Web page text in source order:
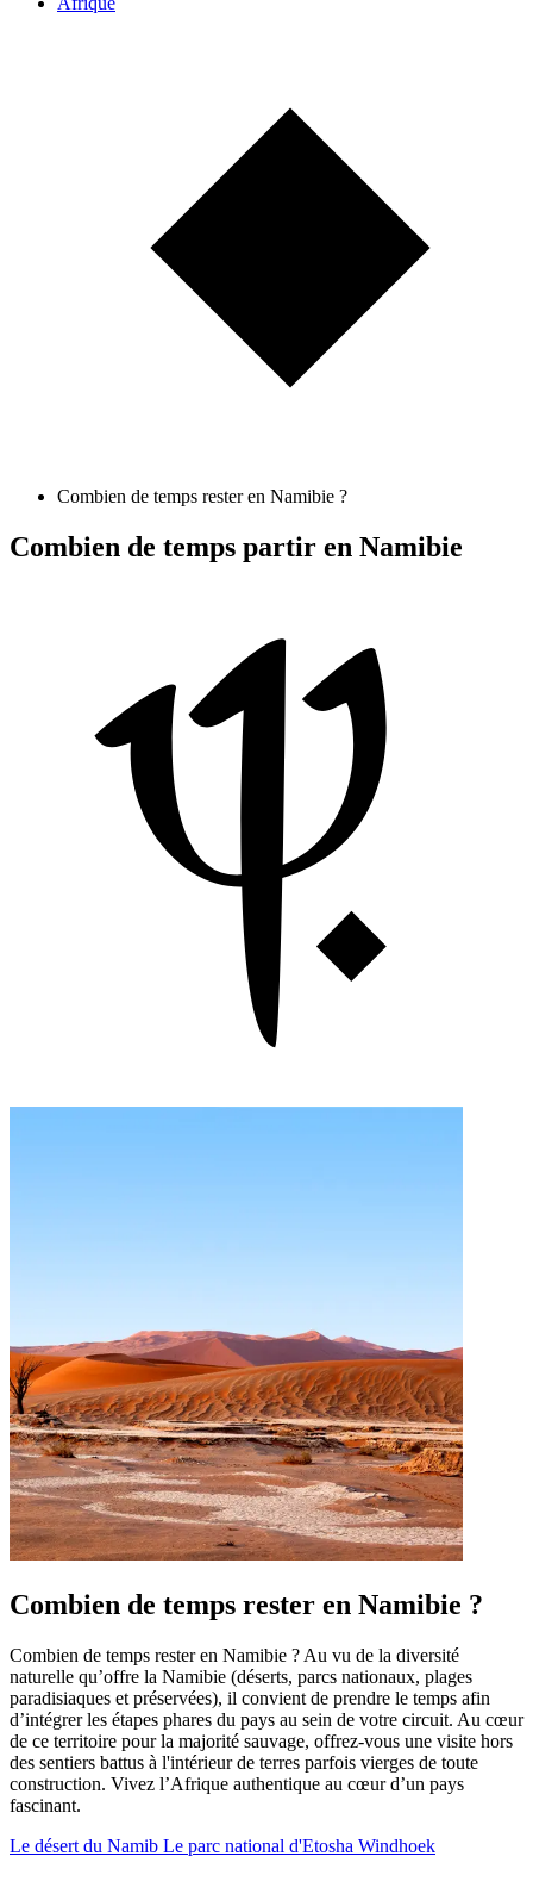
Combien de temps rester en Namibie ?
Combien de temps partir en Namibie
Combien de temps rester en Namibie ?
Combien de temps rester en Namibie ? Au vu de la diversité
naturelle qu’offre la Namibie (déserts, parcs nationaux, plages
paradisiaques et préservées), il convient de prendre le temps afin
d’intégrer les étapes phares du pays au sein de votre circuit. Au cœur
de ce territoire pour la majorité sauvage, offrez-vous une visite hors
des sentiers battus à l'intérieur de terres parfois vierges de toute
construction. Vivez l’Afrique authentique au cœur d’un pays
fascinant.
Le désert du Namib Le parc national d'Etosha Windhoek